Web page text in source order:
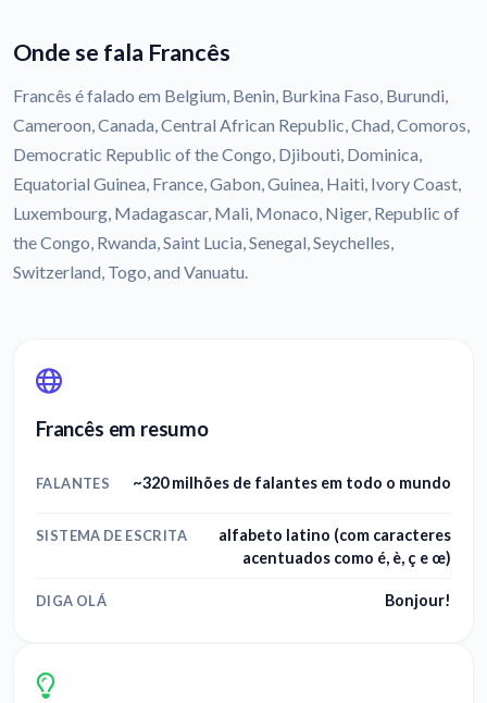
Onde se fala Francês
Francês é falado em Belgium, Benin, Burkina Faso, Burundi,
Cameroon, Canada, Central African Republic, Chad, Comoros,
Democratic Republic of the Congo, Djibouti, Dominica,
Equatorial Guinea, France, Gabon, Guinea, Haiti, Ivory Coast,
Luxembourg, Madagascar, Mali, Monaco, Niger, Republic of
the Congo, Rwanda, Saint Lucia, Senegal, Seychelles,
Switzerland, Togo, and Vanuatu.
Francês em resumo
FALANTES ~320 milhões de falantes em todo o mundo
SISTEMA DE ESCRITA
alfabeto latino (com caracteres
acentuados como é, è, ç e œ)
DIGA OLÁ Bonjour!